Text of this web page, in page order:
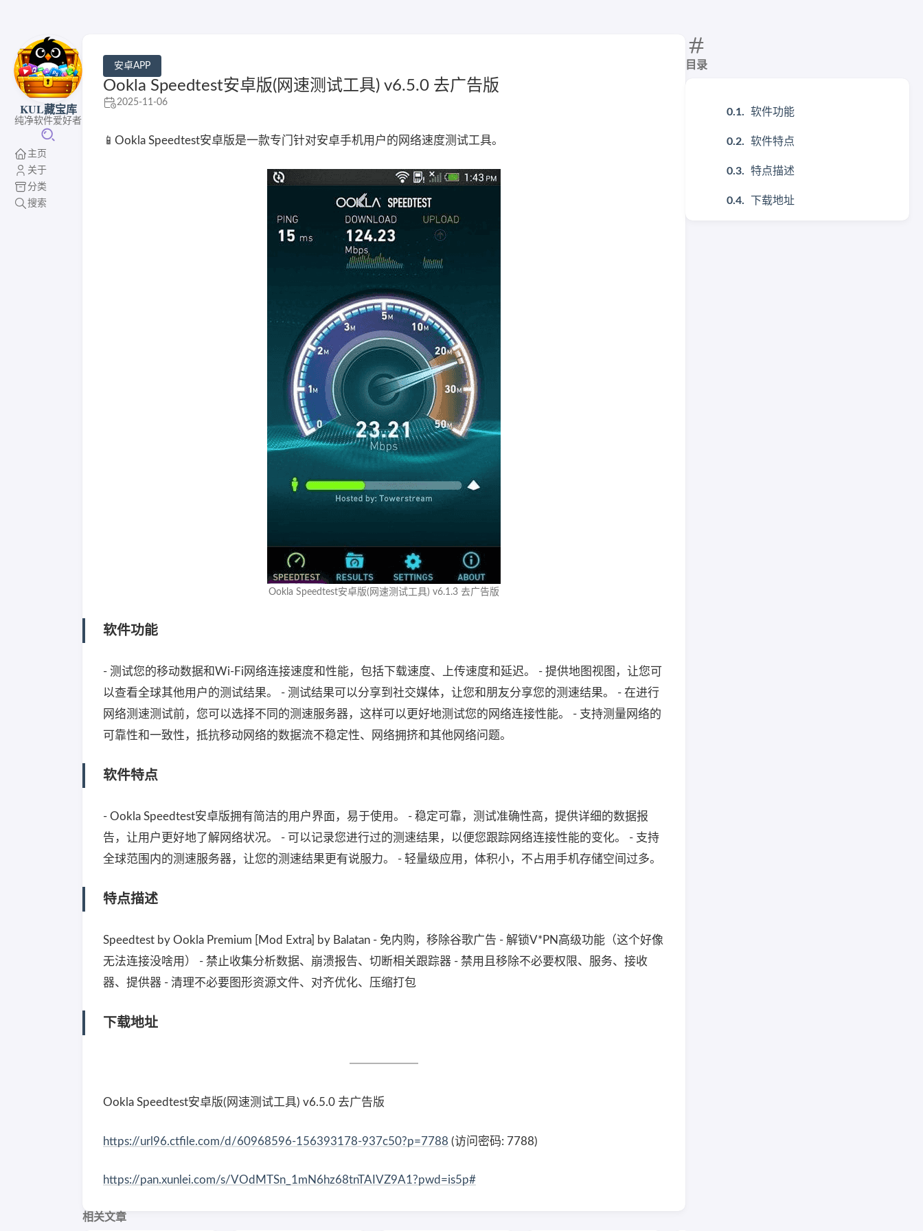
KUL藏宝库
纯净软件爱好者
主页
关于
分类
搜索
目录
软件功能
软件特点
特点描述
下载地址
安卓APP
Ookla Speedtest安卓版(网速测试工具) v6.5.0 去广告版
2025-11-06
📱Ookla Speedtest安卓版是一款专门针对安卓手机用户的网络速度测试工具。
Ookla Speedtest安卓版(网速测试工具) v6.1.3 去广告版
软件功能
- 测试您的移动数据和Wi-Fi网络连接速度和性能，包括下载速度、上传速度和延迟。 - 提供地图视图，让您可
以查看全球其他用户的测试结果。 - 测试结果可以分享到社交媒体，让您和朋友分享您的测速结果。 - 在进行
网络测速测试前，您可以选择不同的测速服务器，这样可以更好地测试您的网络连接性能。 - 支持测量网络的
可靠性和一致性，抵抗移动网络的数据流不稳定性、网络拥挤和其他网络问题。
软件特点
- Ookla Speedtest安卓版拥有简洁的用户界面，易于使用。 - 稳定可靠，测试准确性高，提供详细的数据报
告，让用户更好地了解网络状况。 - 可以记录您进行过的测速结果，以便您跟踪网络连接性能的变化。 - 支持
全球范围内的测速服务器，让您的测速结果更有说服力。 - 轻量级应用，体积小，不占用手机存储空间过多。
特点描述
Speedtest by Ookla Premium [Mod Extra] by Balatan - 免内购，移除谷歌广告 - 解锁V*PN高级功能（这个好像
无法连接没啥用） - 禁止收集分析数据、崩溃报告、切断相关跟踪器 - 禁用且移除不必要权限、服务、接收
器、提供器 - 清理不必要图形资源文件、对齐优化、压缩打包
下载地址
Ookla Speedtest安卓版(网速测试工具) v6.5.0 去广告版
https://url96.ctfile.com/d/60968596-156393178-937c50?p=7788 (访问密码: 7788)
https://pan.xunlei.com/s/VOdMTSn_1mN6hz68tnTAIVZ9A1?pwd=is5p#
相关文章